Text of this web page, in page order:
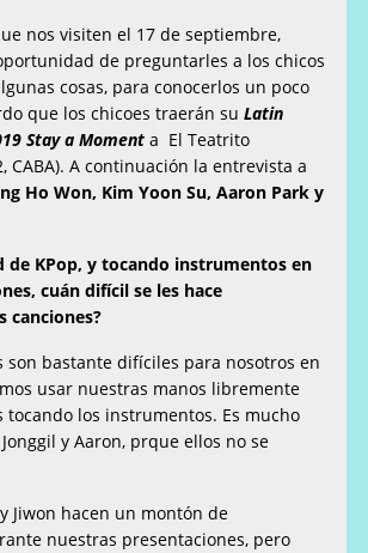
nos visiten el 17 de septiembre,
de preguntarles a los chicos
cosas, para conocerlos un poco
que los chicoes traerán suLatin
Stay a Momenta El Teatrito
CABA). A continuación la entrevista a
Ho Won, Kim Yoon Su, Aaron Park y
de KPop, y tocando instrumentos en
cuán difícil se les hace
canciones?
son bastante difíciles para nosotros en
usar nuestras manos libremente
tocando los instrumentos. Es mucho
y Aaron, prque ellos no se
Jiwon hacen un montón de
nuestras presentaciones, pero